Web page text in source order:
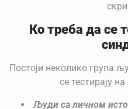
Ко треба да се
Постоји неколико група
се тестирају
Људи са личном